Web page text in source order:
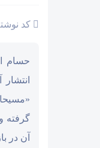
کد نوشته:
حسام
گرفته
آن در